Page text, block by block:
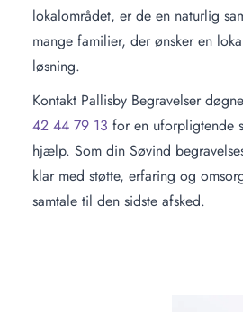
lokalområdet, er de en naturlig
mange familier, der ønsker en
løsning.
Kontakt Pallisby Begravelser
42 44 79 13 for en uforpligtende
hjælp. Som din Søvind
klar med støtte, erfaring og
samtale til den sidste afsked.